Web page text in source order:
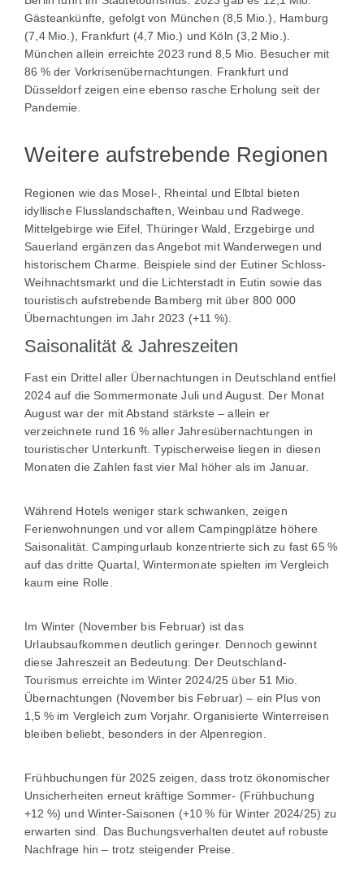
Gästeankünfte, gefolgt von München (8,5 Mio.), Hamburg
(7,4 Mio.), Frankfurt (4,7 Mio.) und Köln (3,2 Mio.).
München allein erreichte 2023 rund 8,5 Mio. Besucher mit
86 % der Vorkrisenübernachtungen. Frankfurt und
Düsseldorf zeigen eine ebenso rasche Erholung seit der
Pandemie.
Weitere aufstrebende Regionen
Regionen wie das Mosel‑, Rheintal und Elbtal bieten
idyllische Flusslandschaften, Weinbau und Radwege.
Mittelgebirge wie Eifel, Thüringer Wald, Erzgebirge und
Sauerland ergänzen das Angebot mit Wanderwegen und
historischem Charme. Beispiele sind der Eutiner Schloss-
Weihnachtsmarkt und die Lichterstadt in Eutin sowie das
touristisch aufstrebende Bamberg mit über 800 000
Übernachtungen im Jahr 2023 (+11 %).
Saisonalität & Jahreszeiten
Fast ein Drittel aller Übernachtungen in Deutschland entfiel
2024 auf die Sommermonate Juli und August. Der Monat
August war der mit Abstand stärkste – allein er
verzeichnete rund 16 % aller Jahresübernachtungen in
touristischer Unterkunft. Typischerweise liegen in diesen
Monaten die Zahlen fast vier Mal höher als im Januar.
Während Hotels weniger stark schwanken, zeigen
Ferienwohnungen und vor allem Campingplätze höhere
Saisonalität. Campingurlaub konzentrierte sich zu fast 65 %
auf das dritte Quartal, Wintermonate spielten im Vergleich
kaum eine Rolle.
Im Winter (November bis Februar) ist das
Urlaubsaufkommen deutlich geringer. Dennoch gewinnt
diese Jahreszeit an Bedeutung: Der Deutschland-
Tourismus erreichte im Winter 2024/25 über 51 Mio.
Übernachtungen (November bis Februar) – ein Plus von
1,5 % im Vergleich zum Vorjahr. Organisierte Winterreisen
bleiben beliebt, besonders in der Alpenregion.
Frühbuchungen für 2025 zeigen, dass trotz ökonomischer
Unsicherheiten erneut kräftige Sommer- (Frühbuchung
+12 %) und Winter-Saisonen (+10 % für Winter 2024/25) zu
erwarten sind. Das Buchungsverhalten deutet auf robuste
Nachfrage hin – trotz steigender Preise.